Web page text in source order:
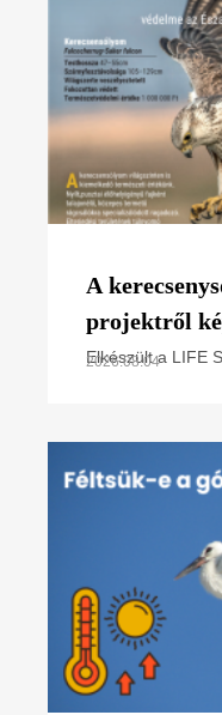
A
projektről
poszter)
Elkészült a LIFE
2026.08.04